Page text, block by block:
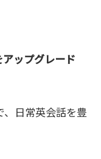
アップグレード
日常英会話を豊